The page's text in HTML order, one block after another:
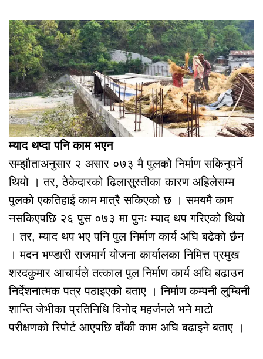
म्याद थप्दा पनि काम भएन
सम्झौताअनुसार २ असार ०७३ मै पुलको निर्माण सकिनुपर्ने
थियो । तर, ठेकेदारको ढिलासुस्तीका कारण अहिलेसम्म
पुलको एकतिहाई काम मात्रै सकिएको छ । समयमै काम
नसकिएपछि २६ पुस ०७३ मा पुनः म्याद थप गरिएको थियो
। तर, म्याद थप भए पनि पुल निर्माण कार्य अघि बढेको छैन
। मदन भण्डारी राजमार्ग योजना कार्यालका निमित्त प्रमुख
शरदकुमार आचार्यले तत्काल पुल निर्माण कार्य अघि बढाउन
निर्देशनात्मक पत्र पठाइएको बताए । निर्माण कम्पनी लुम्बिनी
शान्ति जेभीका प्रतिनिधि विनोद महर्जनले भने माटो
परीक्षणको रिपोर्ट आएपछि बाँकी काम अघि बढाइने बताए ।